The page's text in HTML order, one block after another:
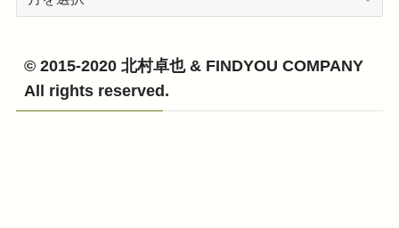
© 2015-2020 北村卓也 & FINDYOU COMPANY
All rights reserved.